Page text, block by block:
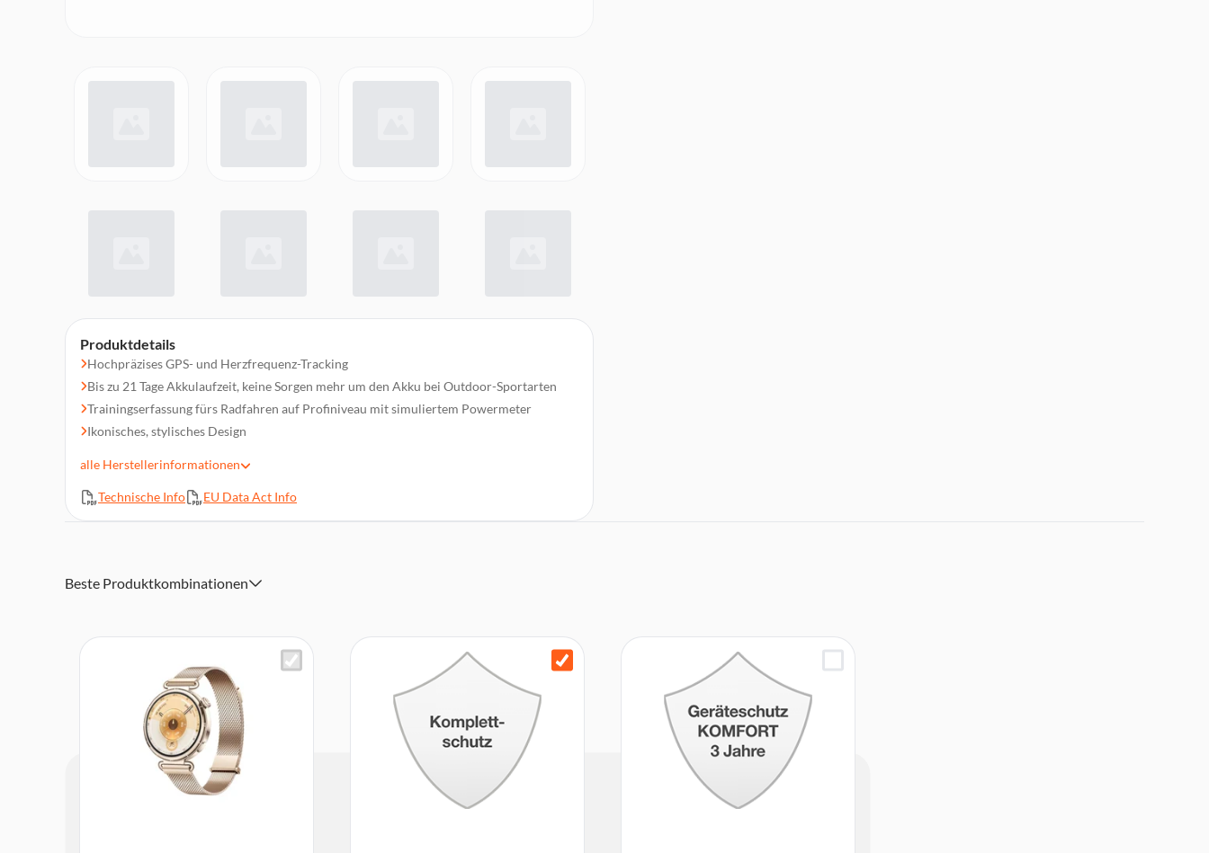
Produktdetails
Hochpräzises GPS- und Herzfrequenz-Tracking
Bis zu 21 Tage Akkulaufzeit, keine Sorgen mehr um den Akku bei Outdoor-Sportarten
Trainingserfassung fürs Radfahren auf Profiniveau mit simuliertem Powermeter
Ikonisches, stylisches Design
alle Herstellerinformationen
Technische Info EU Data Act Info
Beste Produktkombinationen